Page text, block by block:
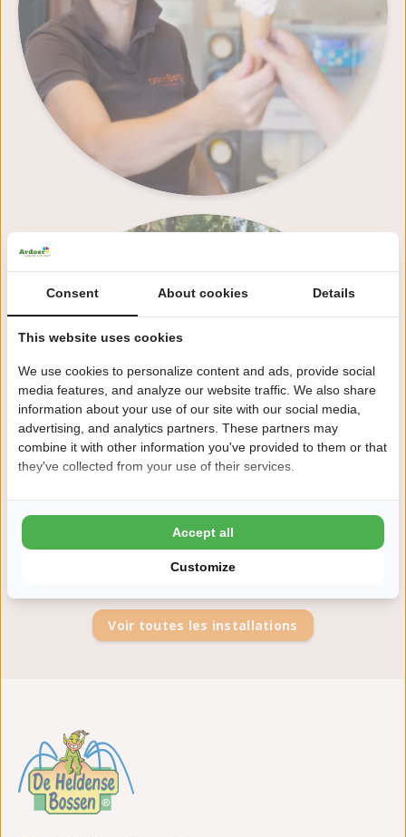
Radeau
Voir toutes les installations
Consent About cookies Details
This website uses cookies
We use cookies to personalize content and ads, provide social
media features, and analyze our website traffic. We also share
information about your use of our site with our social media,
advertising, and analytics partners. These partners may
combine it with other information you've provided to them or that
they've collected from your use of their services.
Customize
Accept all